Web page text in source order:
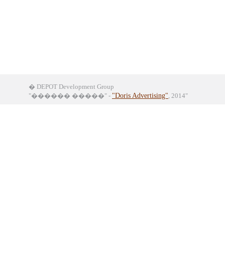
� DEPOT Development Group
"������ �����" - "Doris Advertising", 2014"